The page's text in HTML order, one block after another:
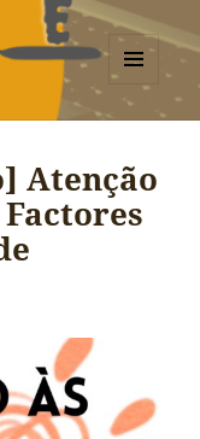
MENU
Atenção